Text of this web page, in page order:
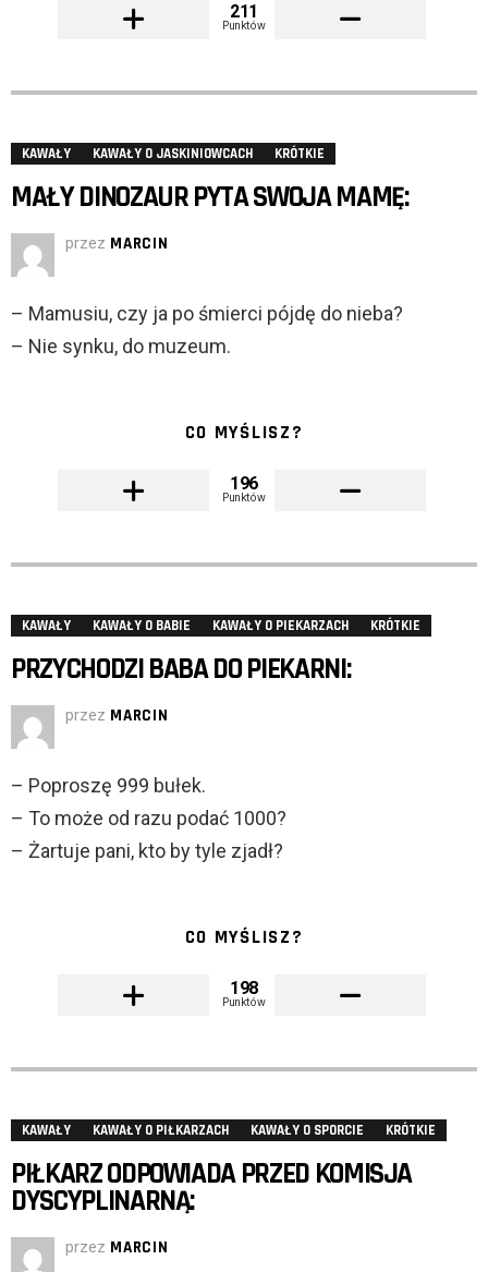
211
Punktów
KAWAŁY KAWAŁY O JASKINIOWCACH KRÓTKIE
MAŁY DINOZAUR PYTA SWOJA MAMĘ:
przez MARCIN
– Mamusiu, czy ja po śmierci pójdę do nieba?
– Nie synku, do muzeum.
CO MYŚLISZ?
196
Punktów
KAWAŁY KAWAŁY O BABIE KAWAŁY O PIEKARZACH KRÓTKIE
PRZYCHODZI BABA DO PIEKARNI:
przez MARCIN
– Poproszę 999 bułek.
– To może od razu podać 1000?
– Żartuje pani, kto by tyle zjadł?
CO MYŚLISZ?
198
Punktów
KAWAŁY KAWAŁY O PIŁKARZACH KAWAŁY O SPORCIE KRÓTKIE
PIŁKARZ ODPOWIADA PRZED KOMISJA
DYSCYPLINARNĄ:
przez MARCIN